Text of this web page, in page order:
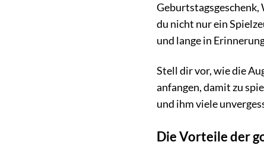
Geburtstagsgeschenk,
du nicht nur ein
und lange in
Stell dir vor, wie die
anfangen, damit zu
und ihm viele
Die Vorteile der